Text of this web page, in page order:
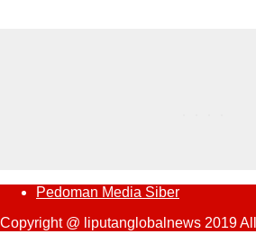
Pedoman Media Siber
Copyright @ liputanglobalnews 2019